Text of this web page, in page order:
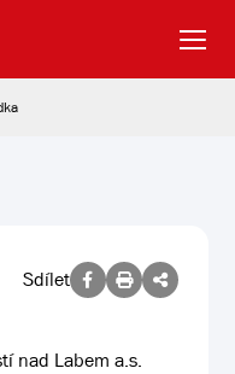
Sdílet
nad Labem a.s.